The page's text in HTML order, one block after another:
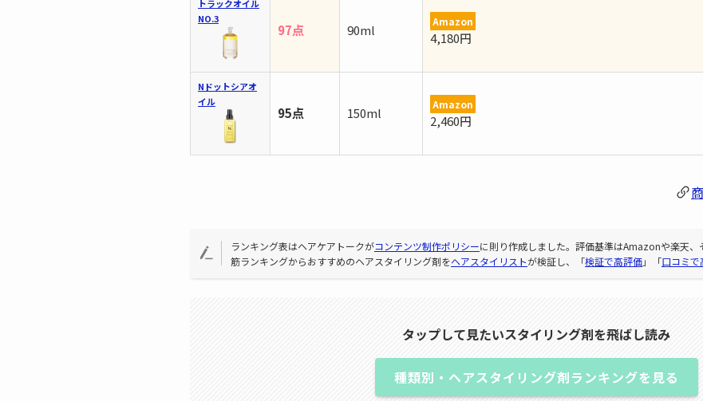
トラックオイル
NO.3
97点 90ml
Amazon
4,180円
Nドットシアオ
イル
95点 150ml
Amazon
2,460円
ランキング表はヘアケアトークがコンテンツ制作ポリシーに則り作成しました。評価基準はAmazonや楽天
筋ランキングからおすすめのヘアスタイリング剤をヘアスタイリストが検証し、「検証で高評価」「口コミで
タップして見たいスタイリング剤を飛ばし読み
種類別・ヘアスタイリング剤ランキングを見る